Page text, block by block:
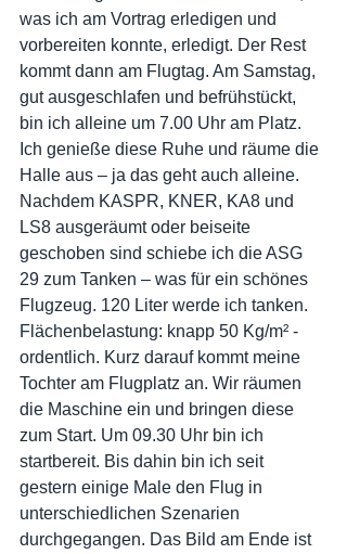
was ich am Vortrag erledigen und
vorbereiten konnte, erledigt. Der Rest
kommt dann am Flugtag. Am Samstag,
gut ausgeschlafen und befrühstückt,
bin ich alleine um 7.00 Uhr am Platz.
Ich genieße diese Ruhe und räume die
Halle aus – ja das geht auch alleine.
Nachdem KASPR, KNER, KA8 und
LS8 ausgeräumt oder beiseite
geschoben sind schiebe ich die ASG
29 zum Tanken – was für ein schönes
Flugzeug. 120 Liter werde ich tanken.
Flächenbelastung: knapp 50 Kg/m² -
ordentlich. Kurz darauf kommt meine
Tochter am Flugplatz an. Wir räumen
die Maschine ein und bringen diese
zum Start. Um 09.30 Uhr bin ich
startbereit. Bis dahin bin ich seit
gestern einige Male den Flug in
unterschiedlichen Szenarien
durchgegangen. Das Bild am Ende ist